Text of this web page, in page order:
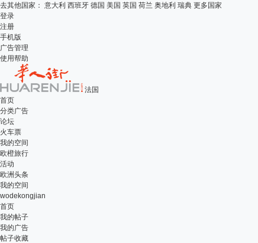
去其他国家： 意大利 西班牙 德国 美国 英国 荷兰 奥地利 瑞典 更多国家
登录
注册
手机版
广告管理
使用帮助
法国
首页
分类广告
论坛
火车票
我的空间
欧橙旅行
活动
欧洲头条
我的空间
wodekongjian
首页
我的帖子
我的广告
帖子收藏